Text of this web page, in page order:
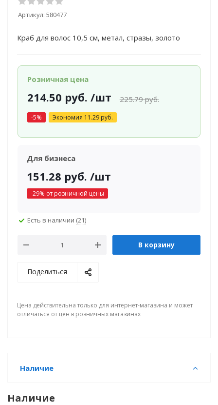
Артикул: 580477
Краб для волос 10,5 см, метал, стразы, золото
Розничная цена
214.50 руб. /шт 225.79руб.
-5% Экономия 11.29руб.
Для бизнеса
151.28 руб. /шт
-29% от розничной цены
Есть в наличии (21)
В корзину
Поделиться
Цена действительна только для интернет-магазина и может
отличаться от цен в розничных магазинах
Наличие
Наличие